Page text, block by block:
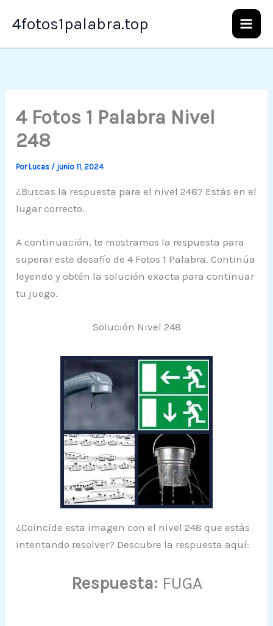
4fotos1palabra.top
4 Fotos 1 Palabra Nivel
248
PorLucas / junio 11, 2024
¿Buscas la respuesta para el nivel 248? Estás en el
lugar correcto.
A continuación, te mostramos la respuesta para
superar este desafío de 4 Fotos 1 Palabra. Continúa
leyendo y obtén la solución exacta para continuar
tu juego.
Solución Nivel 248
¿Coincide esta imagen con el nivel 248 que estás
intentando resolver? Descubre la respuesta aquí:
Respuesta: FUGA